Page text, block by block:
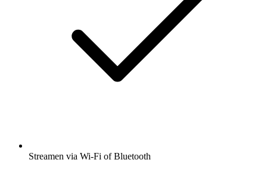
Streamen via Wi-Fi of Bluetooth